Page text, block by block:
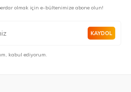
olmak için e-bültenimize abone olun!
KAYDOL
kabul ediyorum.